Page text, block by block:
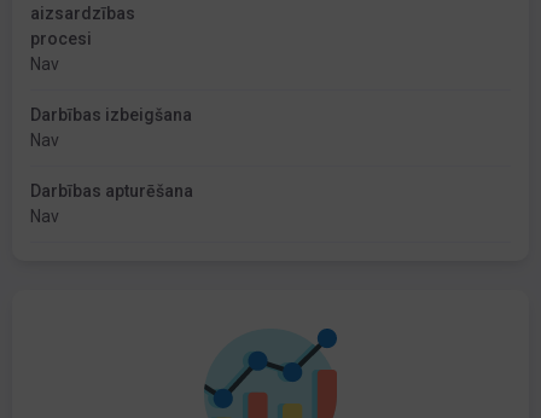
aizsardzības
procesi
Nav
Darbības izbeigšana
Nav
Darbības apturēšana
Nav